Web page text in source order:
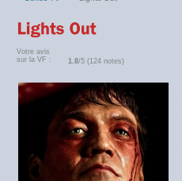
Votre avis
sur la VF :
1.8/5 (124 notes)